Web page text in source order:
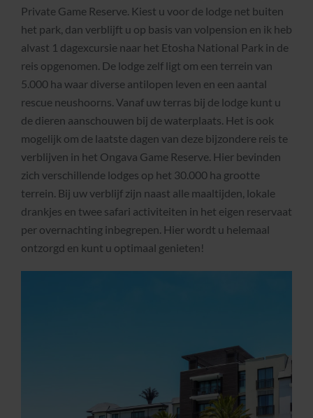
Private Game Reserve. Kiest u voor de lodge net buiten
het park, dan verblijft u op basis van volpension en ik heb
alvast 1 dagexcursie naar het Etosha National Park in de
reis opgenomen. De lodge zelf ligt om een terrein van
5.000 ha waar diverse antilopen leven en een aantal
rescue neushoorns. Vanaf uw terras bij de lodge kunt u
de dieren aanschouwen bij de waterplaats. Het is ook
mogelijk om de laatste dagen van deze bijzondere reis te
verblijven in het Ongava Game Reserve. Hier bevinden
zich verschillende lodges op het 30.000 ha grootte
terrein. Bij uw verblijf zijn naast alle maaltijden, lokale
drankjes en twee safari activiteiten in het eigen reservaat
per overnachting inbegrepen. Hier wordt u helemaal
ontzorgd en kunt u optimaal genieten!